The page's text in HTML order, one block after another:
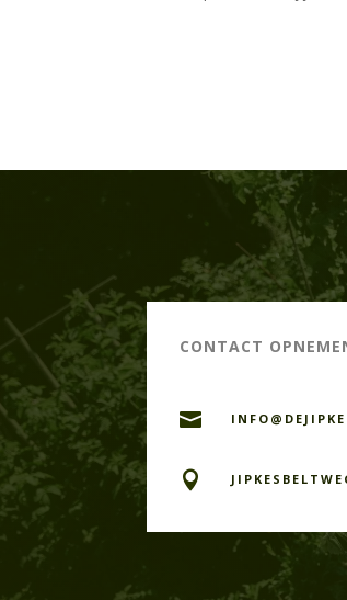
CONTACT

